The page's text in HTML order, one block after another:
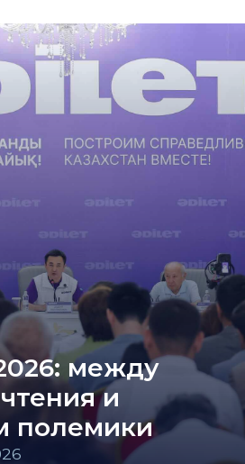
между
и
полемики